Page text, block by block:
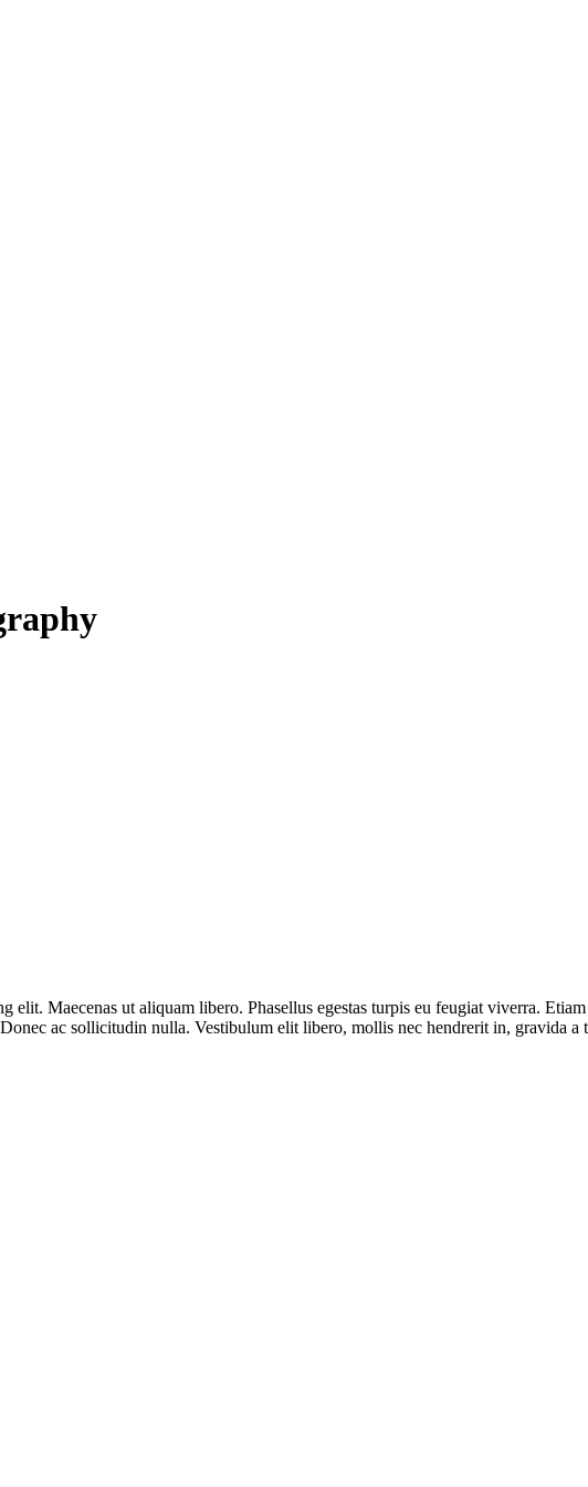
elit. Maecenas ut aliquam libero. Phasellus egestas turpis eu feugiat viverra.
ac sollicitudin nulla. Vestibulum elit libero, mollis nec hendrerit in, gravida a